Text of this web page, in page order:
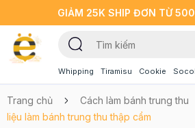
GIẢM 25K SHIP ĐƠN TỪ
Whipping Tiramisu Cookie
Trang chủ Cách làm bánh trung thu
liệu làm bánh trung thu thập cẩm